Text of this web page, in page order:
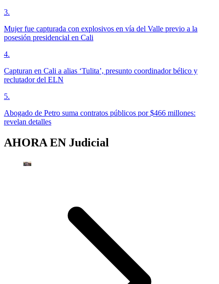
3.
Mujer fue capturada con explosivos en vía del Valle previo a la
posesión presidencial en Cali
4.
Capturan en Cali a alias ‘Tulita’, presunto coordinador bélico y
reclutador del ELN
5.
Abogado de Petro suma contratos públicos por $466 millones:
revelan detalles
AHORA EN Judicial